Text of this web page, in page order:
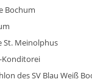
Bochum
St. Meinolphus
Konditorei
des SV Blau Weiß